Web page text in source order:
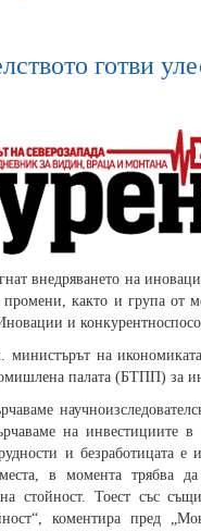
готви
внедряването на
както и група от
и
министърът на
палата (БТПП) за
на инвестициите
и безработицата
в момента трябва
стойност. Тоест със
коментира пред